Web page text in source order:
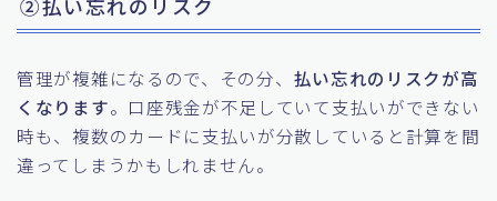
管理が複雑になるので、その分、 払い忘れのリスクが高
くなります。口座残金が不足していて支払いができない
時も、複数のカードに支払いが分散していると計算を間
違ってしまうかもしれません。